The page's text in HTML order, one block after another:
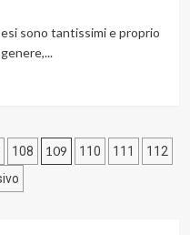
sono tantissimi e proprio
108 109 110 111
112